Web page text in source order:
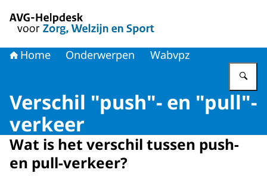
Home Onderwerpen Wabvpz
Verschil "push"- en "pull"-
verkeer
Wat is het verschil tussen push-
en pull-verkeer?